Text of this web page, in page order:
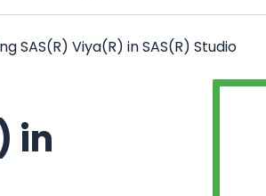
SAS(R) Viya(R) in SAS(R) Studio
in